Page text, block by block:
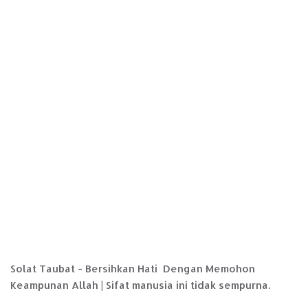
Solat Taubat - Bersihkan Hati Dengan Memohon
Keampunan Allah | Sifat manusia ini tidak sempurna.